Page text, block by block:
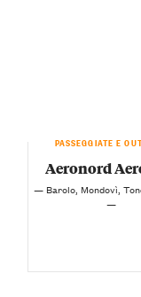
PASSEGGIATE E
Aeronord
— Barolo, Mondovì,
—